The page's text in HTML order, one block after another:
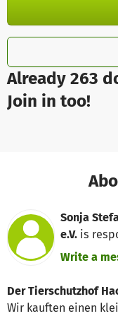
Already 263
Join in too!
Sonja
e.V. is
Write a
Der Tierschutzhof
Wir kauften einen